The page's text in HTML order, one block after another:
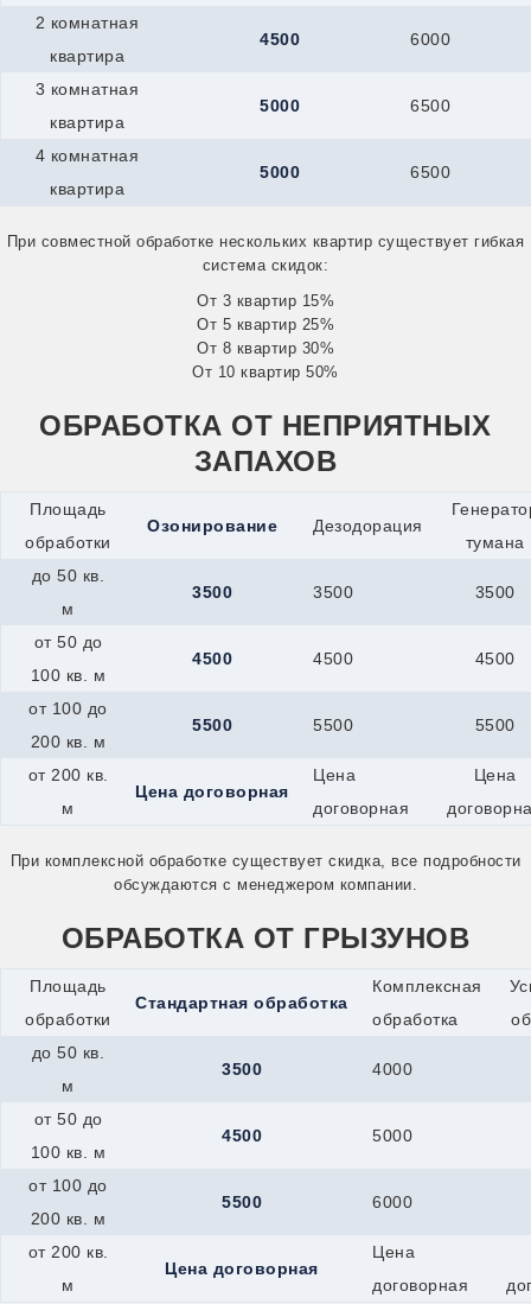
Ревда
Мегион
Верхний-Уфалей
Снежинск
Усть-Катав
Кумертау
Курлово
Курчатов
Куса
Междуреченск
Прокопьевск
Юрга
Лабинск
Ломоносов
Лыткарино
Мамадыш
Минеральные-Воды
Минусинск
Мичуринск
Можга
Муром
Наро-Фоминск
Новокуйбышевск
Новомичуринск
Новочеркасск
Новый Уренгой
Нязепетровск
Одинцово
2 комнатная
квартира
4500 6000
3 комнатная
квартира
5000 6500
4 комнатная
квартира
5000 6500
При совместной обработке нескольких квартир существует гибкая
система скидок:
От 3 квартир 15%
От 5 квартир 25%
От 8 квартир 30%
От 10 квартир 50%
ОБРАБОТКА ОТ НЕПРИЯТНЫХ
ЗАПАХОВ
Площадь
обработки
Озонирование Дезодорация
тумана
до 50 кв.
м
3500 3500 3500
от 50 до
100 кв. м
4500 4500 4500
от 100 до
200 кв. м
5500 5500 5500
от 200 кв.
м
Цена договорная
Цена
договорная
Цена
При комплексной обработке существует скидка, все подробности
обсуждаются с менеджером компании.
ОБРАБОТКА ОТ ГРЫЗУНОВ
Площадь
обработки
Стандартная обработка
Комплексная
обработка
до 50 кв.
м
3500 4000
от 50 до
100 кв. м
4500 5000
от 100 до
200 кв. м
5500 6000
от 200 кв.
м
Цена договорная
Цена
договорная